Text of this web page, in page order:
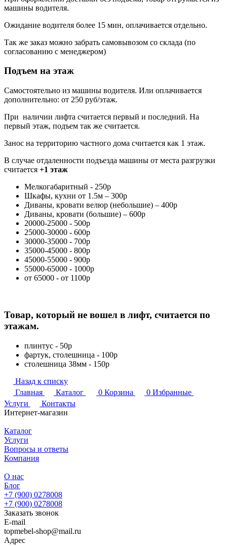
машины водителя.
Ожидание водителя более 15 мин, оплачивается отдельно.
Так же заказ можно забрать самовывозом со склада (по
согласованию с менеджером)
Подъем на этаж
Самостоятельно из машины водителя. Или оплачивается
дополнительно: от 250 руб/этаж.
При наличии лифта считается первый и последний. На
первый этаж, подъем так же считается.
Занос на территорию частного дома считается как 1 этаж.
В случае отдаленности подъезда машины от места разгрузки
считается +1 этаж
Мелкогабаритный - 250р
Шкафы, кухни от 1.5м – 300р
Диваны, кровати велюр (небольшие) – 400р
Диваны, кровати (большие) – 600р
20000-25000 - 500р
25000-30000 - 600р
30000-35000 - 700р
35000-45000 - 800р
45000-55000 - 900р
55000-65000 - 1000р
от 65000 - от 1100р
Товар, который не вошел в лифт, считается по
этажам.
плинтус - 50р
фартук, столешница - 100р
столешница 38мм - 150р
Назад к списку
Главная
Каталог 0 Корзина 0 Избранные
Услуги
Контакты
Интернет-магазин
Каталог
Услуги
Вопросы и ответы
Компания
О нас
Блог
+7 (900) 0278008
+7 (900) 0278008
Заказать звонок
E-mail
topmebel-shop@mail.ru
Адрес